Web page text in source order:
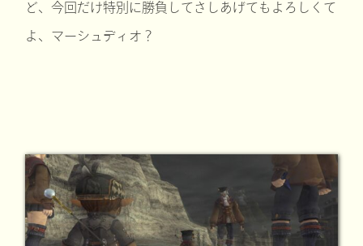
ど、今回だけ特別に勝負してさしあげてもよろしくて
よ、マーシュディオ？